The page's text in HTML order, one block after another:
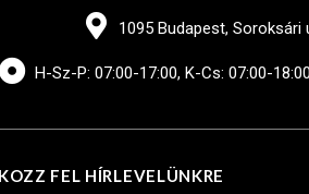
1095 Budapest, Soroksári
H-Sz-P: 07:00-17:00, K-Cs: 07:00-
FEL HÍRLEVELÜNKRE